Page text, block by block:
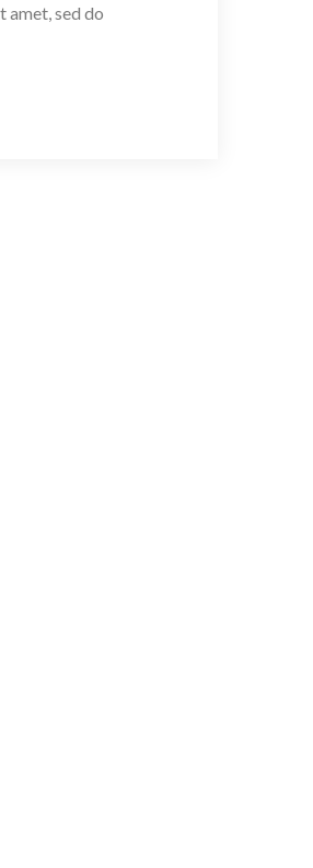
amet, sed do